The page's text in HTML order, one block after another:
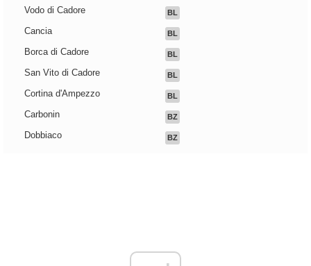
Vodo di Cadore BL
Cancia BL
Borca di Cadore BL
San Vito di Cadore BL
Cortina d'Ampezzo BL
Carbonin BZ
Dobbiaco BZ